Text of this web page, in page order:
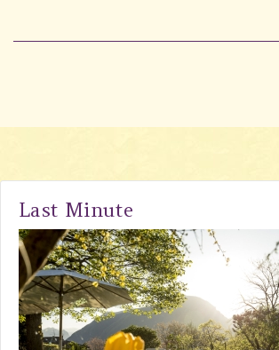
Last Minute